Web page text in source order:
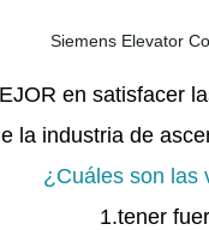
en satisfacer
la industria de
¿Cuáles son las
1.tener